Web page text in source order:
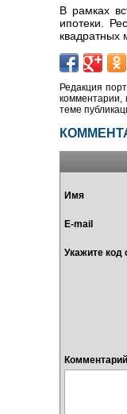
В рамках
ипотеки.
квадратных
Редакция
комментарии,
теме
Имя
E-mail
Укажите код
Комментарий